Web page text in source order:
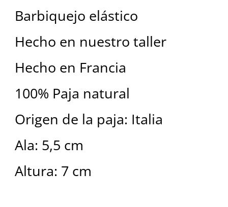
Barbiquejo elástico
Hecho en nuestro taller
Hecho en Francia
100% Paja natural
Origen de la paja: Italia
Ala: 5,5 cm
Altura: 7 cm